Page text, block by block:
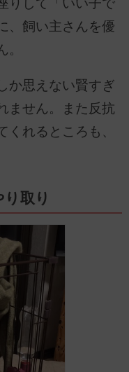
りして「いい子で
、飼い主さんを優
か思えない賢すぎ
ません。また反抗
れるところも、
取り